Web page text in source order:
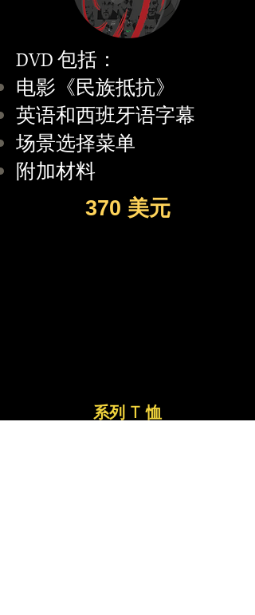
DVD 包括：
电影《民族抵抗》
英语和西班牙语字幕
场景选择菜单
附加材料
370 美元
系列 T 恤